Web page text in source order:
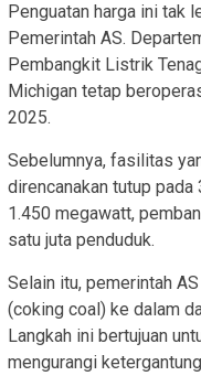
Penguatan harga ini tak
Pemerintah AS.
Pembangkit Listrik
Michigan tetap
2025.
Sebelumnya, fasilitas
direncanakan tutup
1.450 megawatt,
satu juta penduduk.
Selain itu, pemerintah
(coking coal) ke dalam
Langkah ini bertujuan
mengurangi